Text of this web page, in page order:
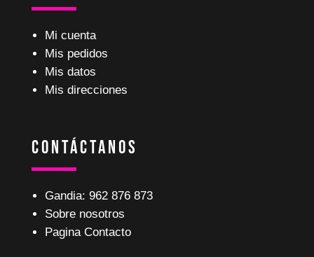
Mi cuenta
Mis pedidos
Mis datos
Mis direcciones
Contáctanos
Gandia: 962 876 873
Sobre nosotros
Pagina Contacto